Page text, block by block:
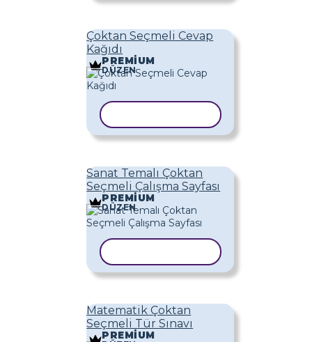
Çoktan Seçmeli Cevap
Kağıdı
PREMIUM
DÜZEN
Sanat Temalı Çoktan
Seçmeli Çalışma Sayfası
PREMIUM
DÜZEN
Matematik Çoktan
Seçmeli Tür Sınavı
PREMIUM